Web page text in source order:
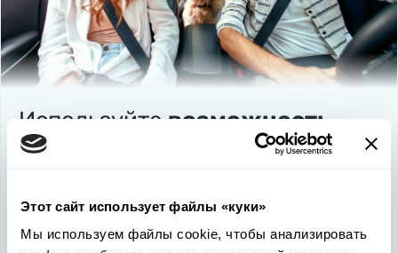
Этот сайт использует файлы «куки»
Мы используем файлы cookie, чтобы анализировать
Используйте возможность
быть в выигрыше
откроет перед вами дополнительные перспективы. Кроме
ожидаемого результата, вы получите реальные выгоды.
Внедрение Американского стандарта на авторынке